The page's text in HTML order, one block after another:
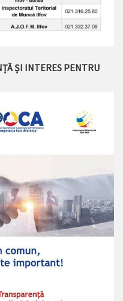
ȘI INTERES PENTRU